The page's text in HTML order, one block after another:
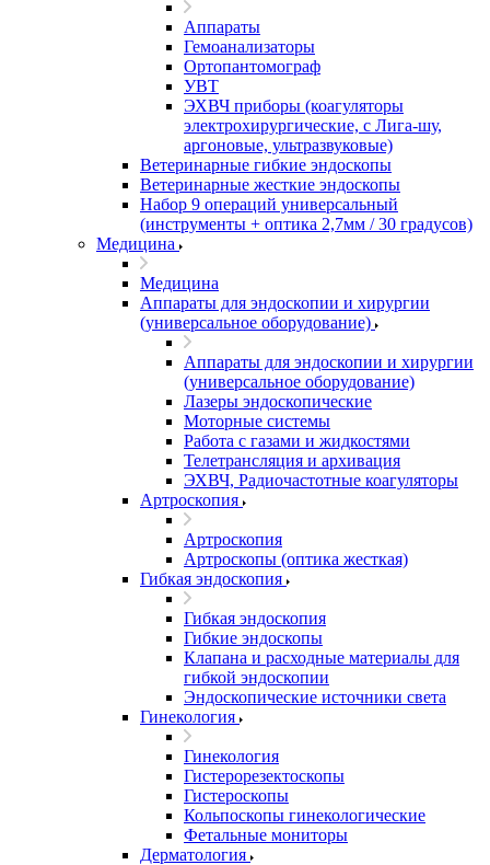
Аппараты
Гемоанализаторы
Ортопантомограф
УВТ
ЭХВЧ приборы (коагуляторы
электрохирургические, с Лига-шу,
аргоновые, ультразвуковые)
Ветеринарные гибкие эндоскопы
Ветеринарные жесткие эндоскопы
Набор 9 операций универсальный
(инструменты + оптика 2,7мм / 30 градусов)
Медицина
Медицина
Аппараты для эндоскопии и хирургии
(универсальное оборудование)
Аппараты для эндоскопии и хирургии
(универсальное оборудование)
Лазеры эндоскопические
Моторные системы
Работа с газами и жидкостями
Телетрансляция и архивация
ЭХВЧ, Радиочастотные коагуляторы
Артроскопия
Артроскопия
Артроскопы (оптика жесткая)
Гибкая эндоскопия
Гибкая эндоскопия
Гибкие эндоскопы
Клапана и расходные материалы для
гибкой эндоскопии
Эндоскопические источники света
Гинекология
Гинекология
Гистерорезектоскопы
Гистероскопы
Кольпоскопы гинекологические
Фетальные мониторы
Дерматология